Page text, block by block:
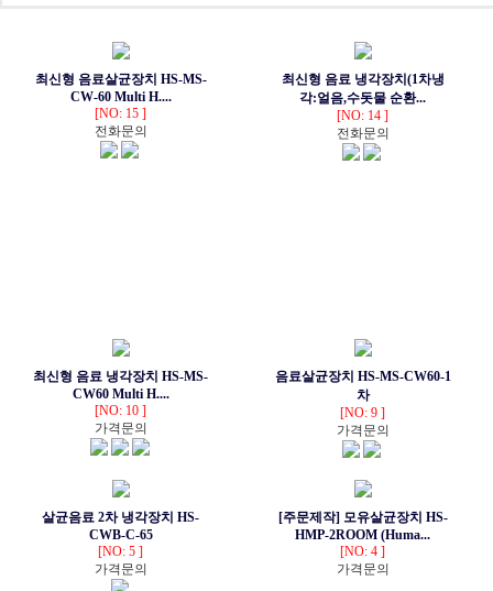
최신형 음료살균장치 HS-MS-
CW-60 Multi H....
[NO: 15 ]
전화문의
최신형 음료 냉각장치(1차냉
각:얼음,수돗물 순환...
[NO: 14 ]
전화문의
최신형 음료 냉각장치 HS-MS-
CW60 Multi H....
[NO: 10 ]
가격문의
음료살균장치 HS-MS-CW60-1
차
[NO: 9 ]
가격문의
살균음료 2차 냉각장치 HS-
CWB-C-65
[NO: 5 ]
가격문의
[주문제작] 모유살균장치 HS-
HMP-2ROOM (Huma...
[NO: 4 ]
가격문의